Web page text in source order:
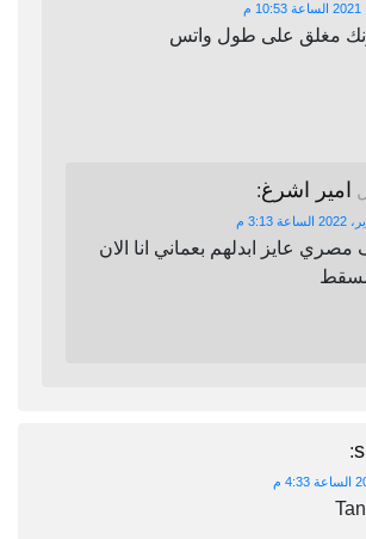
مغلق على طول واتس
امير اشرغ:
١٢ الف مصري عايز ابدلهم بعماني انا الان
: